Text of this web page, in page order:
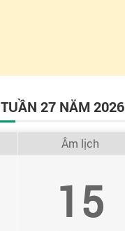
27 NĂM 2026
Âm lịch
15